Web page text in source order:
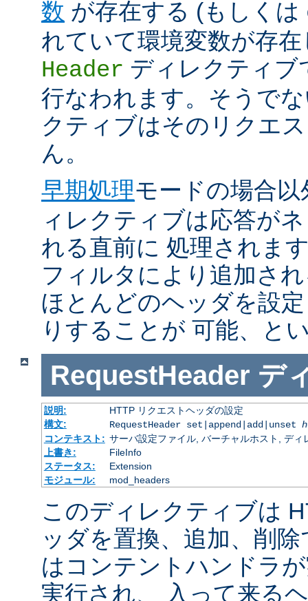
数 が存在する (もしくは
れていて環境変数が存
Header ディレクティブ
行なわれます。そうで
クティブはそのリクエ
ん。
早期処理モードの場合
ィレクティブは応答が
れる直前に 処理されま
フィルタにより追加さ
ほとんどのヘッダを設
りすることが 可能、と
RequestHeader デ
説明:
HTTP リクエストヘッダの設定
構文:
RequestHeader set|append|add|unset
コンテキスト: サーバ設定ファイル, バーチャルホスト, ディ
上書き:
FileInfo
ステータス:
Extension
モジュール:
mod_headers
このディレクティブは
ッダを置換、追加、削
はコンテントハンドラ
実行され、 入って来る